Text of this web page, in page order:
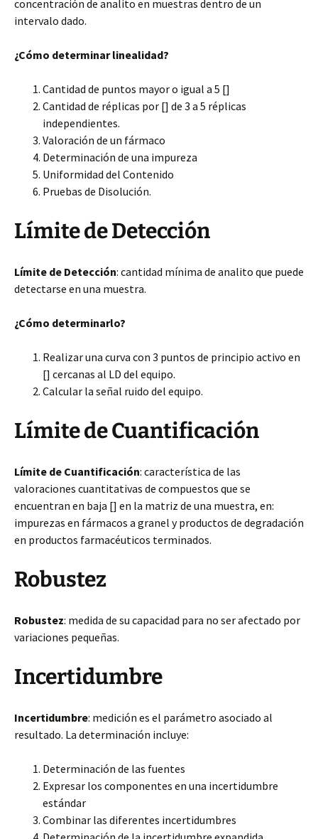
concentración de analito en muestras dentro de un
intervalo dado.
¿Cómo determinar linealidad?
Cantidad de puntos mayor o igual a 5 []
Cantidad de réplicas por [] de 3 a 5 réplicas
independientes.
Valoración de un fármaco
Determinación de una impureza
Uniformidad del Contenido
Pruebas de Disolución.
Límite de Detección
Límite de Detección: cantidad mínima de analito que puede
detectarse en una muestra.
¿Cómo determinarlo?
Realizar una curva con 3 puntos de principio activo en
[] cercanas al LD del equipo.
Calcular la señal ruido del equipo.
Límite de Cuantificación
Límite de Cuantificación: característica de las
valoraciones cuantitativas de compuestos que se
encuentran en baja [] en la matriz de una muestra, en:
impurezas en fármacos a granel y productos de degradación
en productos farmacéuticos terminados.
Robustez
Robustez: medida de su capacidad para no ser afectado por
variaciones pequeñas.
Incertidumbre
Incertidumbre: medición es el parámetro asociado al
resultado. La determinación incluye:
Determinación de las fuentes
Expresar los componentes en una incertidumbre
estándar
Combinar las diferentes incertidumbres